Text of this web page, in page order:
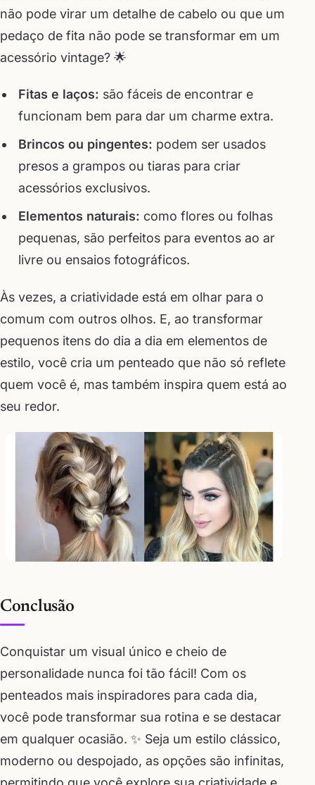
não pode virar um detalhe de cabelo ou que um
pedaço de fita não pode se transformar em um
acessório vintage? 🌟
Fitas e laços: são fáceis de encontrar e
funcionam bem para dar um charme extra.
Brincos ou pingentes: podem ser usados
presos a grampos ou tiaras para criar
acessórios exclusivos.
Elementos naturais: como flores ou folhas
pequenas, são perfeitos para eventos ao ar
livre ou ensaios fotográficos.
Às vezes, a criatividade está em olhar para o
comum com outros olhos. E, ao transformar
pequenos itens do dia a dia em elementos de
estilo, você cria um penteado que não só reflete
quem você é, mas também inspira quem está ao
seu redor.
Conclusão
Conquistar um visual único e cheio de
personalidade nunca foi tão fácil! Com os
penteados mais inspiradores para cada dia,
você pode transformar sua rotina e se destacar
em qualquer ocasião. ✨ Seja um estilo clássico,
moderno ou despojado, as opções são infinitas,